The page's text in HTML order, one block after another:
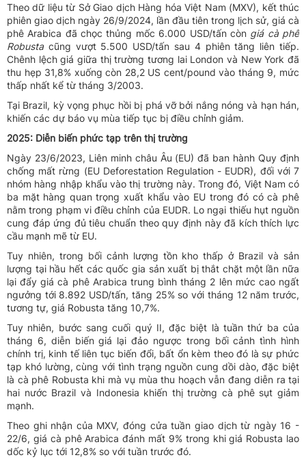
Theo dữ liệu từ Sở Giao dịch Hàng hóa Việt Nam (MXV), kết thúc
phiên giao dịch ngày 26/9/2024, lần đầu tiên trong lịch sử, giá cà
phê Arabica đã chọc thủng mốc 6.000 USD/tấn còn giá cà phê
Robustacũng vượt 5.500 USD/tấn sau 4 phiên tăng liên tiếp.
Chênh lệch giá giữa thị trường tương lai London và New York đã
thu hẹp 31,8% xuống còn 28,2 US cent/pound vào tháng 9, mức
thấp nhất kể từ tháng 3/2003.
Tại Brazil, kỳ vọng phục hồi bị phá vỡ bởi nắng nóng và hạn hán,
khiến các dự báo vụ mùa tiếp tục bị điều chỉnh giảm.
2025: Diễn biến phức tạp trên thị trường
Ngày 23/6/2023, Liên minh châu Âu (EU) đã ban hành Quy định
chống mất rừng (EU Deforestation Regulation - EUDR), đối với 7
nhóm hàng nhập khẩu vào thị trường này. Trong đó, Việt Nam có
ba mặt hàng quan trọng xuất khẩu vào EU trong đó có cà phê
nằm trong phạm vi điều chỉnh của EUDR. Lo ngại thiếu hụt nguồn
cung đáp ứng đủ tiêu chuẩn theo quy định này đã kích thích lực
cầu mạnh mẽ từ EU.
Tuy nhiên, trong bối cảnh lượng tồn kho thấp ở Brazil và sản
lượng tại hầu hết các quốc gia sản xuất bị thắt chặt một lần nữa
lại đẩy giá cà phê Arabica trung bình tháng 2 lên mức cao ngất
ngưởng tới 8.892 USD/tấn, tăng 25% so với tháng 12 năm trước,
tương tự, giá Robusta tăng 10,7%.
Tuy nhiên, bước sang cuối quý II, đặc biệt là tuần thứ ba của
tháng 6, diễn biến giá lại đảo ngược trong bối cảnh tình hình
chính trị, kinh tế liên tục biến đổi, bất ổn kèm theo đó là sự phức
tạp khó lường, cùng với tình trạng nguồn cung dồi dào, đặc biệt
là cà phê Robusta khi mà vụ mùa thu hoạch vẫn đang diễn ra tại
hai nước Brazil và Indonesia khiến thị trường cà phê sụt giảm
mạnh.
Theo ghi nhận của MXV, đóng cửa tuần giao dịch từ ngày 16 -
22/6, giá cà phê Arabica đánh mất 9% trong khi giá Robusta lao
dốc kỷ lục tới 12,8% so với tuần trước đó.